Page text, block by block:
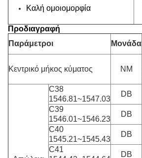
Καλή ομοιομορφία
Προδιαγραφή
Παράμετροι
Μονάδα
Κεντρικό μήκος κύματος NM
C38
1546.81~1547.03
DB
C39
1546.01~1546.23
DB
C40
1545.21~1545.43
DB
C41
DB